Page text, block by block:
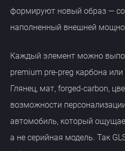
формируют новый образ —
наполненный внешней
Каждый элемент можно
premium pre-preg карбона
Глянец, мат, forged-carbon,
возможности
автомобиль, который
а не серийная модель. Так